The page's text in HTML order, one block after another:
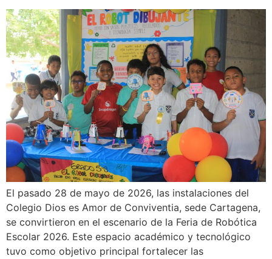
El pasado 28 de mayo de 2026, las instalaciones del
Colegio Dios es Amor de Conviventia, sede Cartagena,
se convirtieron en el escenario de la Feria de Robótica
Escolar 2026. Este espacio académico y tecnológico
tuvo como objetivo principal fortalecer las